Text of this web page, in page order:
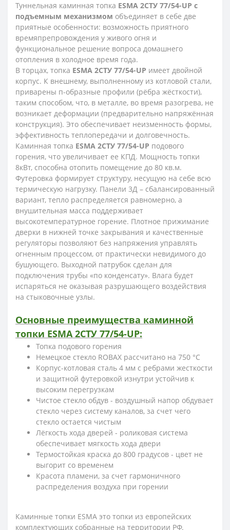
Туннельная каминная топка ESMA 2СТУ 77/54-UP с
подъемным механизмом объединяет в себе две
приятные особенности: возможность приятного
времяпрепровождения у живого огня и
функциональное решение вопроса домашнего
отопления в холодное время года.
В торцах, топка ESMA 2СТУ 77/54-UP имеет двойной
корпус. К внешнему, выполненному из котловой стали,
приварены п-образные профили (рёбра жёсткости),
таким способом, что, в металле, во время разогрева, не
возникает деформации (предварительно напряжённая
конструкция). Это обеспечивает неизменность формы,
эффективность теплопередачи и долговечность.
Каминная топка ESMA 2СТУ 77/54-UP подового
горения, что увеличивает ее КПД. Мощность топки
8кВт, способна отопить помещение до 80 кв.м.
Футеровка формирует структуру, несущую на себе всю
термическую нагрузку. Панели 3Д – сбалансированный
вариант, тепло распределяется равномерно, а
внушительная масса поддерживает
высокотемпературное горение. Плотное прижимание
дверки в нижней точке закрывания и качественные
регуляторы позволяют без напряжения управлять
огненным процессом, от практически невидимого до
бушующего. Выходной патрубок сделан для
подключения трубы «по конденсату». Влага будет
испаряться не оказывая разрушающего воздействия
на стыковочные узлы.
Основные преимущества каминной
топки ESMA 2СТУ 77/54-UP:
Топка подового горения
Немецкое стекло ROBAX рассчитано на 750 °С
Корпус-котловая сталь 4 мм с ребрами жесткости
и защитной футеровкой изнутри устойчив к
высоким перегрузкам
Чистое стекло обдув - воздушный напор обдувает
стекло через систему каналов, за счет чего
стекло остается чистым
Лёгкость хода дверей - роликовая система
обеспечивает мягкость хода двери
Термостойкая краска до 800 градусов - цвет не
выгорит со временем
Красота пламени, за счет гармоничного
распределения воздуха при горении
Каминные топки ESMA это топки из европейских
комплектующих собранные на территории РФ.